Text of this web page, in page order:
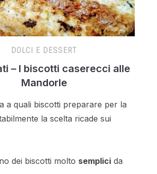
DOLCI E DESSERT
– I biscotti caserecci alle
Mandorle
a quali biscotti preparare per la
la scelta ricade sui
dei biscotti molto semplicida